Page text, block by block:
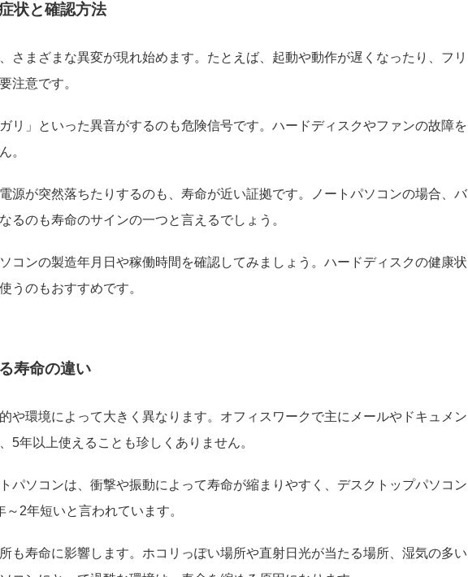
状と確認方法
さまざまな異変が現れ始めます。たとえば、起動や動作が遅くなったり、フリ
注意です。
リ」といった異音がするのも危険信号です。ハードディスクやファンの故障を
。
源が突然落ちたりするのも、寿命が近い証拠です。ノートパソコンの場合、バ
るのも寿命のサインの一つと言えるでしょう。
コンの製造年月日や稼働時間を確認してみましょう。ハードディスクの健康状
うのもおすすめです。
寿命の違い
や環境によって大きく異なります。オフィスワークで主にメールやドキュメン
5年以上使えることも珍しくありません。
パソコンは、衝撃や振動によって寿命が縮まりやすく、デスクトップパソコン
2年短いと言われています。
も寿命に影響します。ホコリっぽい場所や直射日光が当たる場所、湿気の多い